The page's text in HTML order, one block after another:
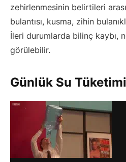
zehirlenmesinin belirtileri
bulantısı, kusma, zihin
İleri durumlarda bilinç kaybı,
görülebilir.
Günlük Su